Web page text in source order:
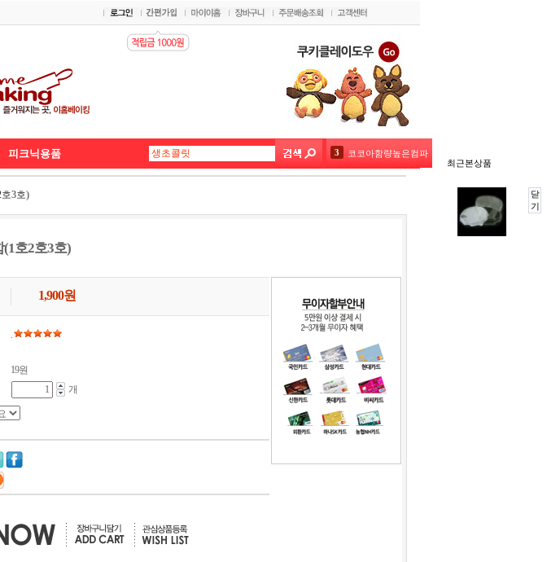
피크닉용품 3 코코아함량높은컴파운드초콜릿 1kg(20%)
5 초코펜(데코펜) 화이트 20g
8 정사각팬 - 2호
9 [대용량] 네덜란드 코코아파우더1kg
10 초코펜(데코펜) 그린 20g
1 [대용량] 식빵봉투 영문 38cm 200장
2 녹차맛코팅초콜릿 100g 1kg 택1
3호)
호2호3호)
1,900원
.
19원
개
최근본상품
닫
기